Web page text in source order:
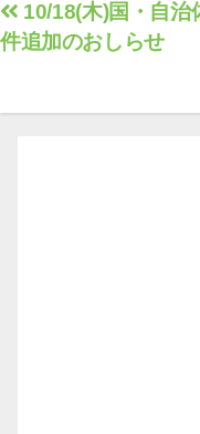
投
稿
ビ
10/18(木)国・自治
件追加のおしらせ